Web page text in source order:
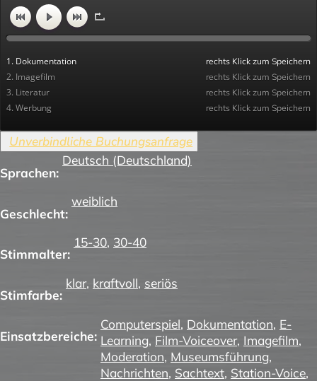
1. Dokumentation rechts Klick zum Speichern
2. Imagefilm rechts Klick zum Speichern
3. Literatur rechts Klick zum Speichern
4. Werbung rechts Klick zum Speichern
Sprachen:
Deutsch (Deutschland)
Geschlecht:
weiblich
Stimmalter:
15-30, 30-40
Stimfarbe:
klar, kraftvoll, seriös
Einsatzbereiche:
Computerspiel, Dokumentation, E-
Learning, Film-Voiceover, Imagefilm,
Moderation, Museumsführung,
Nachrichten, Sachtext, Station-Voice,